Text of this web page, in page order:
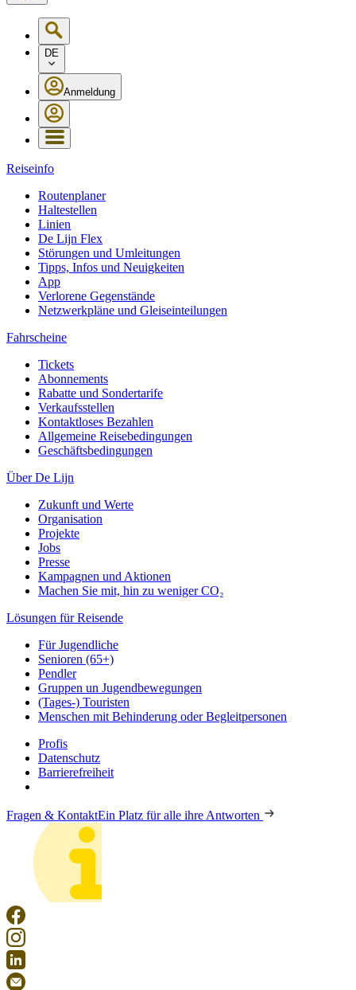
DE
Anmeldung
Reiseinfo
Routenplaner
Haltestellen
Linien
De Lijn Flex
Störungen und Umleitungen
Tipps, Infos und Neuigkeiten
App
Verlorene Gegenstände
Netzwerkpläne und Gleiseinteilungen
Fahrscheine
Tickets
Abonnements
Rabatte und Sondertarife
Verkaufsstellen
Kontaktloses Bezahlen
Allgemeine Reisebedingungen
Geschäftsbedingungen
Über De Lijn
Zukunft und Werte
Organisation
Projekte
Jobs
Presse
Kampagnen und Aktionen
Machen Sie mit, hin zu weniger CO₂
Lösungen für Reisende
Für Jugendliche
Senioren (65+)
Pendler
Gruppen un Jugendbewegungen
(Tages-) Touristen
Menschen mit Behinderung oder Begleitpersonen
Profis
Datenschutz
Barrierefreiheit
Fragen & KontaktEin Platz für alle ihre Antworten